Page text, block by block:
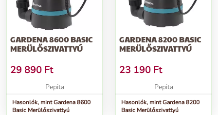
GARDENA 8600 BASIC
MERÜLŐSZIVATTYÚ
29 890 Ft
Pepita
Hasonlók, mint Gardena 8600
Basic Merülőszivattyú
GARDENA 8200 BASIC
MERÜLŐSZIVATTYÚ
23 190 Ft
Pepita
Hasonlók, mint Gardena 8200
Basic Merülőszivattyú